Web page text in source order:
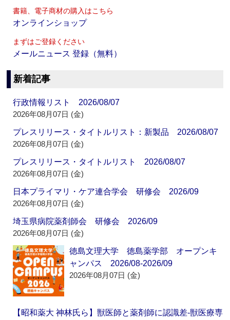
書籍、電子商材の購入はこちら
オンラインショップ
まずはご登録ください
メールニュース 登録（無料）
新着記事
行政情報リスト 2026/08/07
2026年08月07日 (金)
プレスリリース・タイトルリスト：新製品 2026/08/07
2026年08月07日 (金)
プレスリリース・タイトルリスト 2026/08/07
2026年08月07日 (金)
日本プライマリ・ケア連合学会 研修会 2026/09
2026年08月07日 (金)
埼玉県病院薬剤師会 研修会 2026/09
2026年08月07日 (金)
徳島文理大学 徳島薬学部 オープンキ
ャンパス 2026/08-2026/09
2026年08月07日 (金)
【昭和薬大 神林氏ら】獣医師と薬剤師に認識差‐獣医療専